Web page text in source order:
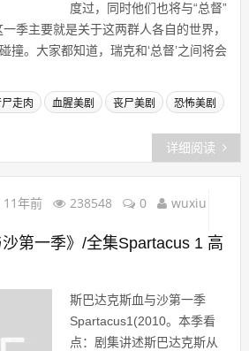
度过，同时他们也将与“总督”
季主要就是关于这两群人各自的世界，
撞。大家都知道，瑞克和‘总督’之间将会
走肉 血腥美剧 丧尸美剧 恐怖美剧
详细阅读
11年前 238548 0 wuxiu
沙第一季》/全集Spartacus 1 高
斯巴达克斯血与沙第一季
Spartacus1(2010。本季看
点：剧集讲述斯巴达克斯从